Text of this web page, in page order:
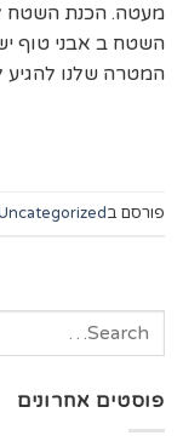
מעטה. הכנת השטח
השטח ב אבני טוף
המטרה שלנו
פורסם ב
פוסטים אחרונים